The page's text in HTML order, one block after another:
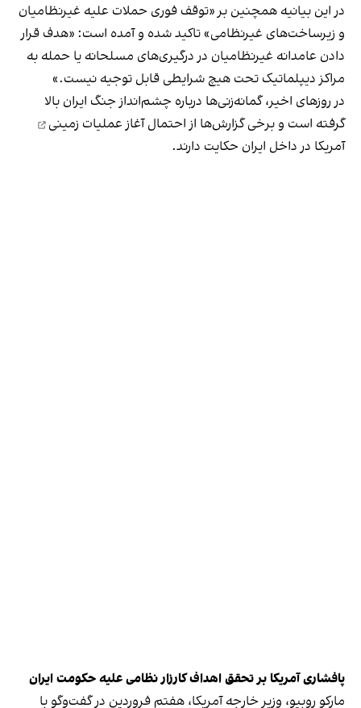
در این بیانیه همچنین بر «توقف فوری حملات علیه غیرنظامیان
و زیرساخت‌های غیرنظامی» تاکید شده و آمده است: «هدف قرار
دادن عامدانه غیرنظامیان در درگیری‌های مسلحانه یا حمله به
مراکز دیپلماتیک تحت هیچ شرایطی قابل توجیه نیست.»
در روزهای اخیر، گمانه‌زنی‌ها درباره چشم‌انداز جنگ ایران بالا
گرفته است و برخی گزارش‌ها از احتمال آغازعملیات زمینی
آمریکا در داخل ایران حکایت دارند.
پافشاری آمریکا بر تحقق اهداف کارزار نظامی علیه حکومت ایران
مارکو روبیو، وزیر خارجه آمریکا، هفتم فروردین در گفت‌وگو با